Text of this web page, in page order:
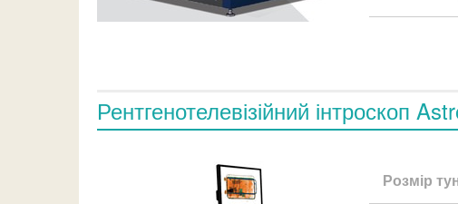
Рентгенотелевізійний інтроскоп
Розмір